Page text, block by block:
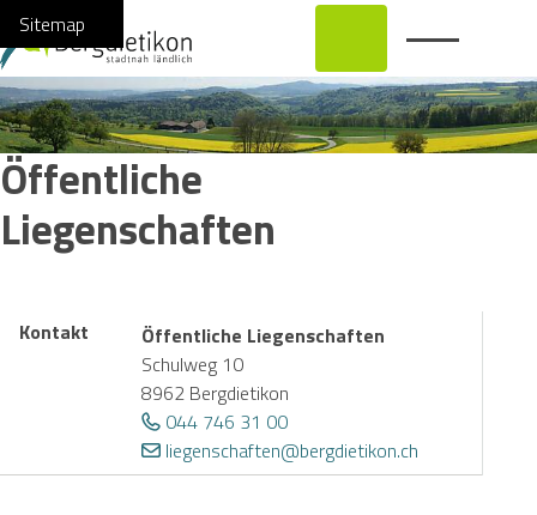
Navigieren in Bergdietikon
Schnellnavigation
Home
Navigation
Inhalt
Suche
Sitemap
Öffentliche
Liegenschaften
Kontakt
Öffentliche Liegenschaften
Schulweg 10
8962 Bergdietikon
044 746 31 00
liegenschaften@bergdietikon.ch